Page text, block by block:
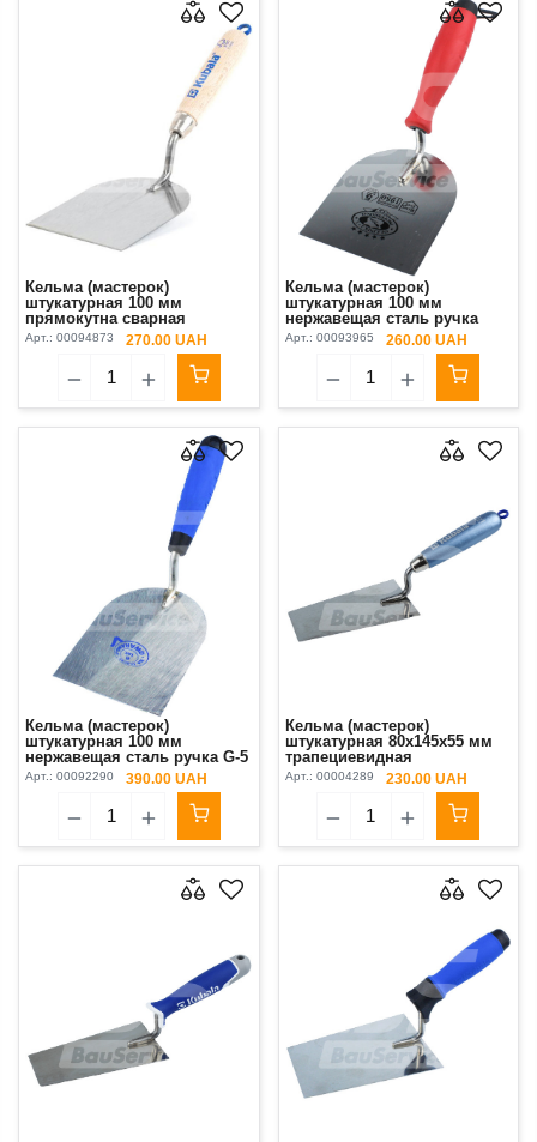
Кельма (мастерок)
штукатурная 100 мм
прямокутна сварная
стальная ручка буковая
лакованная Kubala
Арт.: 00094873 270.00 UAH
Кельма (мастерок)
штукатурная 100 мм
нержавещая сталь ручка
двухкомпонентная Olejnik
Арт.: 00093965 260.00 UAH
Кельма (мастерок)
штукатурная 100 мм
нержавещая сталь ручка G-5
Kubala
Арт.: 00092290 390.00 UAH
Кельма (мастерок)
штукатурная 80х145х55 мм
трапециевидная
нержавеющая сталь ручка
деревянная Kubala
Арт.: 00004289 230.00 UAH